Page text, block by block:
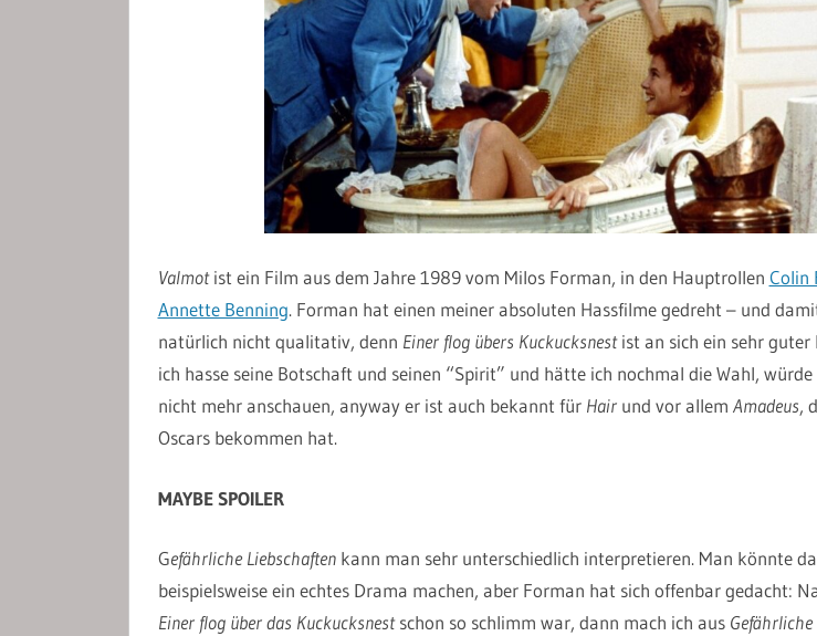
Valmotist ein Film aus dem Jahre 1989 vom Milos Forman, in den Hauptrollen Colin
Annette Benning. Forman hat einen meiner absoluten Hassfilme gedreht – und
natürlich nicht qualitativ, denn Einer flog übers Kuckucksnestist an sich ein sehr guter
ich hasse seine Botschaft und seinen “Spirit” und hätte ich nochmal die Wahl,
nicht mehr anschauen, anyway er ist auch bekannt für Hairund vor allem Amadeus,
Oscars bekommen hat.
MAYBE SPOILER
Gefährliche Liebschaftenkann man sehr unterschiedlich interpretieren. Man könnte
beispielsweise ein echtes Drama machen, aber Forman hat sich offenbar gedacht:
Einer flog über das Kuckucksnestschon so schlimm war, dann mach ich aus